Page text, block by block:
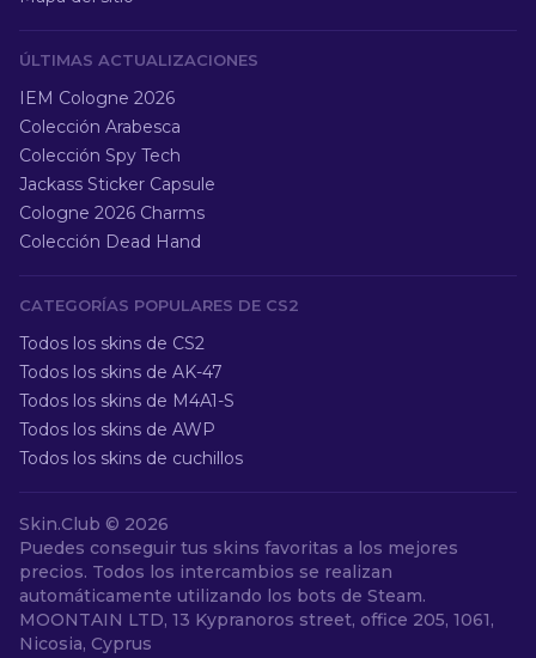
ÚLTIMAS ACTUALIZACIONES
IEM Cologne 2026
Colección Arabesca
Colección Spy Tech
Jackass Sticker Capsule
Cologne 2026 Charms
Colección Dead Hand
CATEGORÍAS POPULARES DE CS2
Todos los skins de CS2
Todos los skins de AK-47
Todos los skins de M4A1-S
Todos los skins de AWP
Todos los skins de cuchillos
Skin.Club © 2026
Puedes conseguir tus skins favoritas a los mejores
precios. Todos los intercambios se realizan
automáticamente utilizando los bots de Steam.
MOONTAIN LTD, 13 Kypranoros street, office 205, 1061,
Nicosia, Cyprus